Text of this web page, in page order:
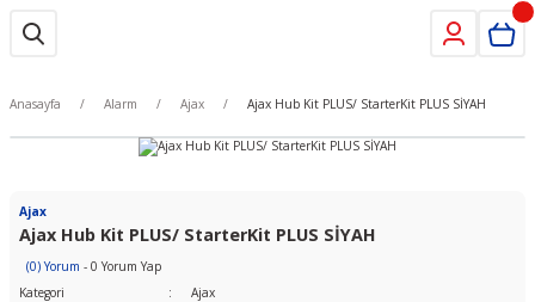
Anasayfa Alarm Ajax Ajax Hub Kit PLUS/ StarterKit PLUS SİYAH
Ajax
Ajax Hub Kit PLUS/ StarterKit PLUS SİYAH
(0) Yorum - 0 Yorum Yap
Kategori
Ajax